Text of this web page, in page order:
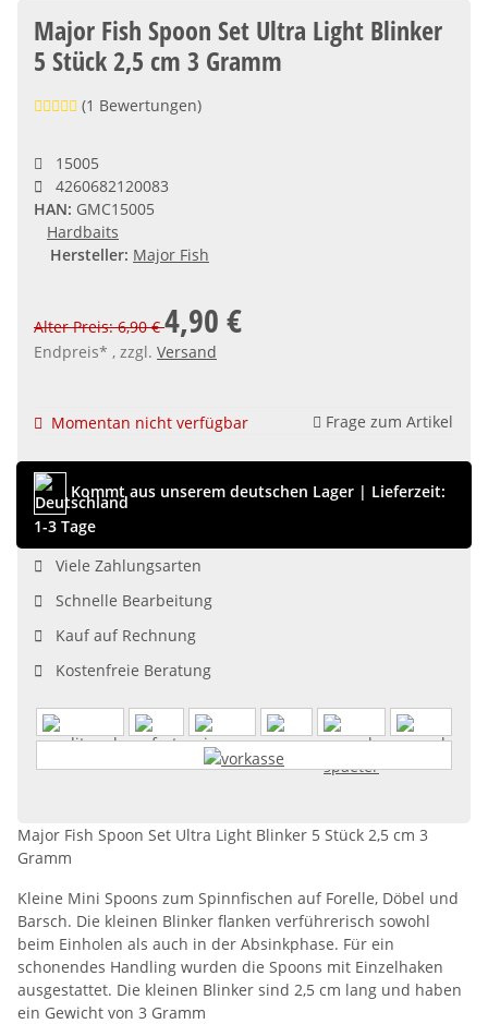
Major Fish Spoon Set Ultra Light Blinker
5 Stück 2,5 cm 3 Gramm
(1 Bewertungen)
15005
4260682120083
HAN: GMC15005
Hardbaits
Hersteller: Major Fish
Alter Preis: 6,90 €4,90 €
Endpreis* , zzgl. Versand
Momentan nicht verfügbar Frage zum Artikel
Kommt aus unserem deutschen Lager | Lieferzeit:
1-3 Tage
Viele Zahlungsarten
Schnelle Bearbeitung
Kauf auf Rechnung
Kostenfreie Beratung
Major Fish Spoon Set Ultra Light Blinker 5 Stück 2,5 cm 3
Gramm
Kleine Mini Spoons zum Spinnfischen auf Forelle, Döbel und
Barsch. Die kleinen Blinker flanken verführerisch sowohl
beim Einholen als auch in der Absinkphase. Für ein
schonendes Handling wurden die Spoons mit Einzelhaken
ausgestattet. Die kleinen Blinker sind 2,5 cm lang und haben
ein Gewicht von 3 Gramm